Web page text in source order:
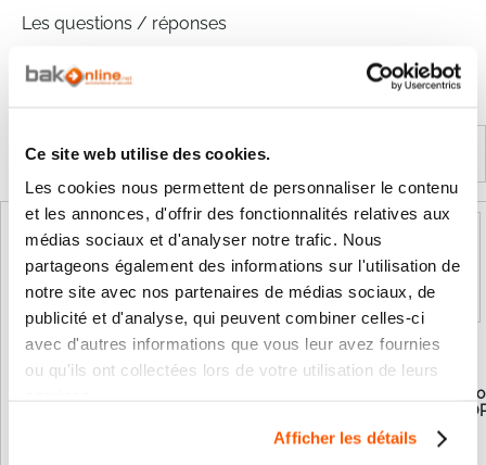
Ce site web utilise des cookies.
Les cookies nous permettent de personnaliser le contenu
et les annonces, d'offrir des fonctionnalités relatives aux
médias sociaux et d'analyser notre trafic. Nous
partageons également des informations sur l'utilisation de
notre site avec nos partenaires de médias sociaux, de
publicité et d'analyse, qui peuvent combiner celles-ci
avec d'autres informations que vous leur avez fournies
ou qu'ils ont collectées lors de votre utilisation de leurs
Afficher les détails
Les questions / réponses
Connectez vous pour poser votre question
Antenne de
433,92Mhz CAME